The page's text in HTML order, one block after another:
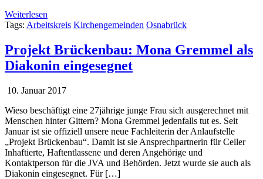
Weiterlesen
Tags: Arbeitskreis Kirchengemeinden Osnabrück
Projekt Brückenbau: Mona Gremmel als
Diakonin eingesegnet
10. Januar 2017
Wieso beschäftigt eine 27jährige junge Frau sich ausgerechnet mit
Menschen hinter Gittern? Mona Gremmel jedenfalls tut es. Seit
Januar ist sie offiziell unsere neue Fachleiterin der Anlaufstelle
„Projekt Brückenbau“. Damit ist sie Ansprechpartnerin für Celler
Inhaftierte, Haftentlassene und deren Angehörige und
Kontaktperson für die JVA und Behörden. Jetzt wurde sie auch als
Diakonin eingesegnet. Für […]